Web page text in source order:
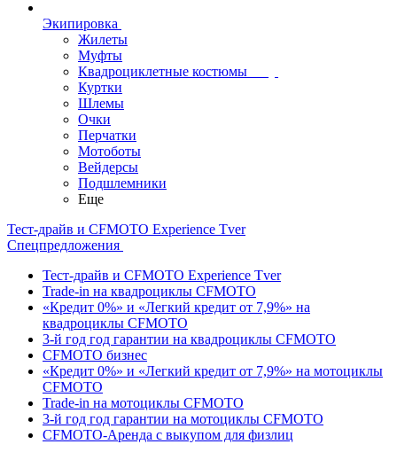
Экипировка
Жилеты
Муфты
Квадроциклетные костюмы
Куртки
Шлемы
Очки
Перчатки
Мотоботы
Вейдерсы
Подшлемники
Еще
Тест-драйв и CFMOTO Experience Tver
Спецпредложения
Тест-драйв и CFMOTO Experience Tver
Trade-in на квадроциклы CFMOTO
«Кредит 0%» и «Легкий кредит от 7,9%» на
квадроциклы CFMOTO
3-й год год гарантии на квадроциклы CFMOTO
CFMOTO бизнес
«Кредит 0%» и «Легкий кредит от 7,9%» на мотоциклы
CFMOTO
Trade-in на мотоциклы CFMOTO
3-й год год гарантии на мотоциклы CFMOTO
CFMOTO-Аренда с выкупом для физлиц